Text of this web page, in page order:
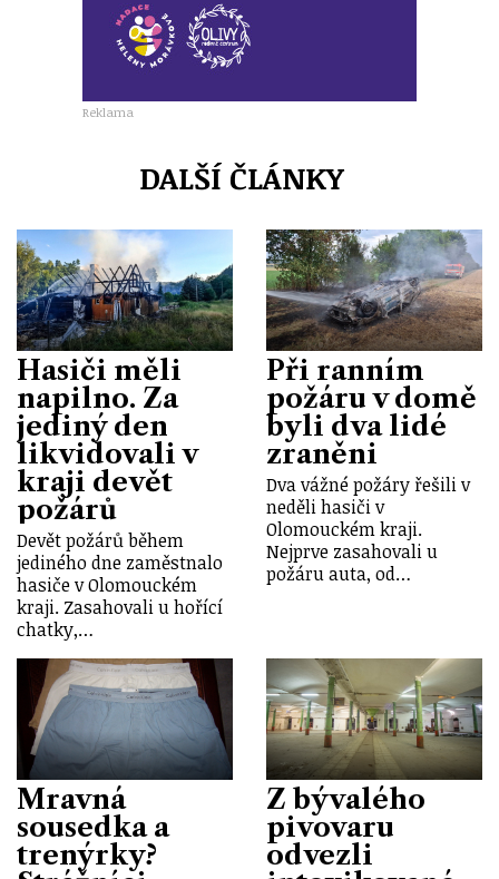
Reklama
DALŠÍ ČLÁNKY
Hasiči měli
napilno. Za
jediný den
likvidovali v
kraji devět
požárů
Devět požárů během
jediného dne zaměstnalo
hasiče v Olomouckém
kraji. Zasahovali u hořící
chatky,…
Při ranním
požáru v domě
byli dva lidé
zraněni
Dva vážné požáry řešili v
neděli hasiči v
Olomouckém kraji.
Nejprve zasahovali u
požáru auta, od…
Mravná
sousedka a
trenýrky?
Z bývalého
pivovaru
odvezli